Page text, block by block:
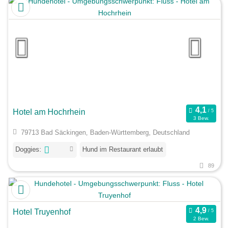
Hotel am Hochrhein
3 Bew.
79713 Bad Säckingen, Baden-Württemberg, Deutschland
Doggies: Hund im Restaurant erlaubt
89
Hotel Truyenhof
2 Bew.